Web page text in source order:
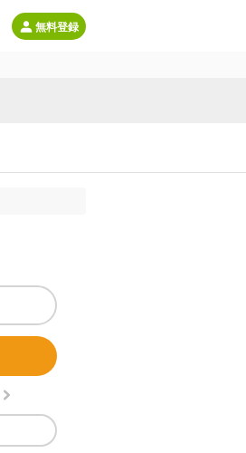
無料登録